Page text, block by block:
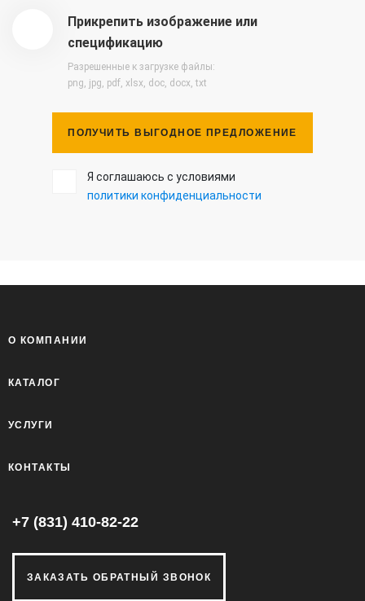
Прикрепить изображение или
спецификацию
Разрешенные к загрузке файлы:
png, jpg, pdf, xlsx, doc, docx, txt
ПОЛУЧИТЬ ВЫГОДНОЕ ПРЕДЛОЖЕНИЕ
Я соглашаюсь с условиями
политики конфиденциальности
О КОМПАНИИ
КАТАЛОГ
УСЛУГИ
КОНТАКТЫ
+7 (831) 410-82-22
ЗАКАЗАТЬ ОБРАТНЫЙ ЗВОНОК